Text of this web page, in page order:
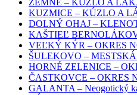
ZEMNÉ – KÚZLO A
KUZMICE – KÚZLO A
DOLNÝ OHAJ –
KAŠTIEĽ
VEĽKÝ KÝR – OKRES
ŠULEKOVO –
HORNÉ ZELENICE –
ČASTKOVCE – OKRES
GALANTA – Neogotický